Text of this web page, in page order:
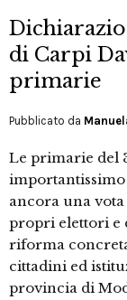
di Carpi
primarie
Pubblicato da
Le primarie del
importantissimo
ancora una vota
propri elettori e
riforma
cittadini ed
provincia di